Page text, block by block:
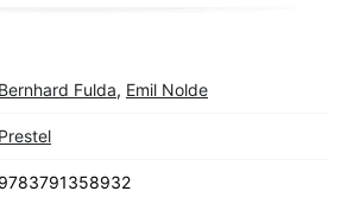
Bernhard Fulda, Emil Nolde
Prestel
9783791358932